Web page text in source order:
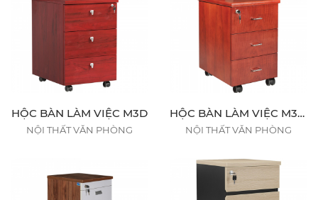
HỘC BÀN LÀM VIỆC M3D
NỘI THẤT VĂN PHÒNG
HỘC BÀN LÀM VIỆC M3DV1 - M3DVM1
NỘI THẤT VĂN PHÒNG